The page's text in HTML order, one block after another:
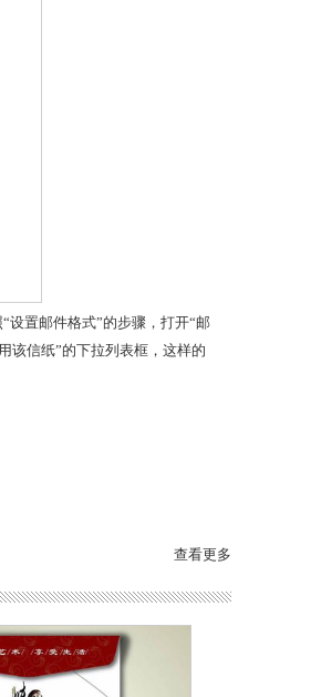
设置邮件格式”的步骤，打开“邮
该信纸”的下拉列表框，这样的
查看更多